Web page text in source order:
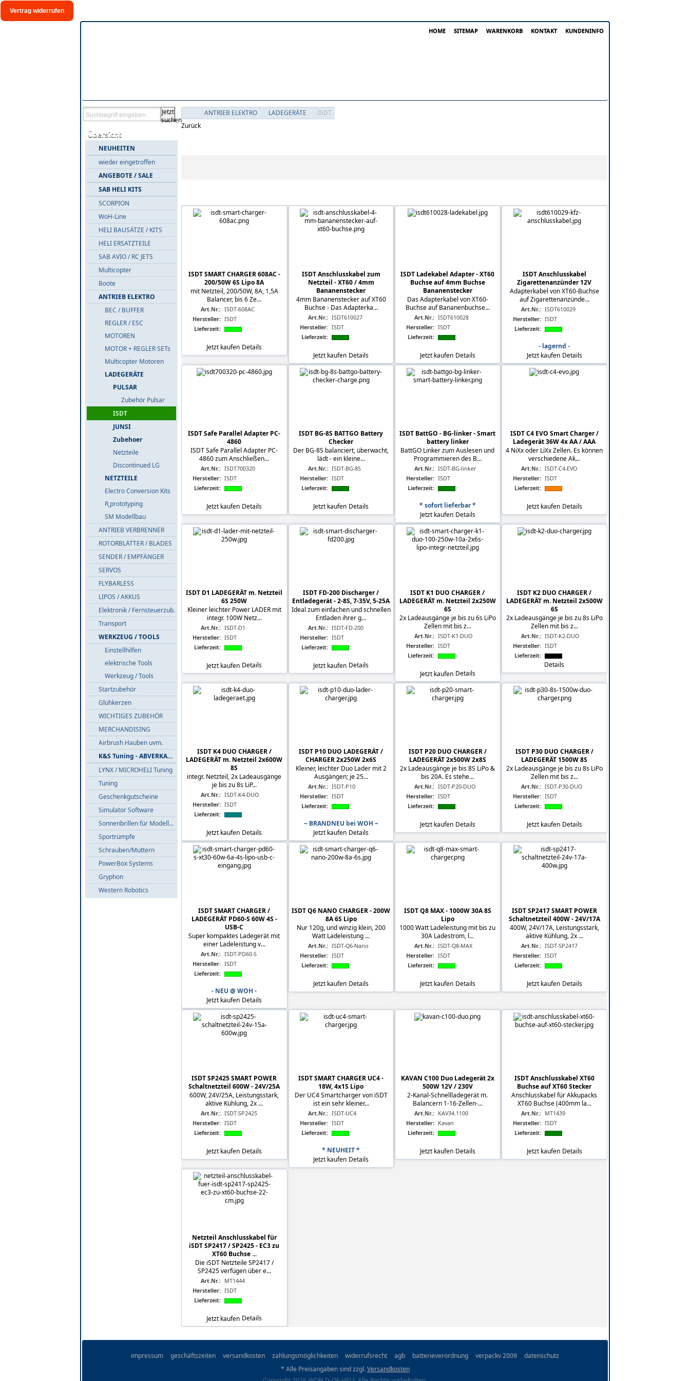
Vertrag widerrufen
HOME SITEMAP WARENKORB KONTAKT KUNDENINFO
Jetzt
suchen
Übersicht
NEUHEITEN
wieder eingetroffen
ANGEBOTE / SALE
SAB HELI KITS
SCORPION
WoH-Line
HELI BAUSÄTZE / KITS
HELI ERSATZTEILE
SAB AVIO / RC JETS
Multicopter
Boote
ANTRIEB ELEKTRO
BEC / BUFFER
REGLER / ESC
MOTOREN
MOTOR + REGLER SETs
Multicopter Motoren
LADEGERÄTE
PULSAR
Zubehör Pulsar
ISDT
JUNSI
Zubehoer
Netzteile
Discontinued LG
NETZTEILE
Electro Conversion Kits
R˛prototyping
SM Modellbau
ANTRIEB VERBRENNER
ROTORBLÄTTER / BLADES
SENDER / EMPFÄNGER
SERVOS
FLYBARLESS
LIPOS / AKKUS
Elektronik / Fernsteuerzub.
Transport
WERKZEUG / TOOLS
Einstellhilfen
elektrische Tools
Werkzeug / Tools
Startzubehör
Glühkerzen
WICHTIGES ZUBEHÖR
MERCHANDISING
Airbrush Hauben uvm.
K&S Tuning - ABVERKAUF
LYNX / MICROHELI Tuning
Tuning
Geschenkgutscheine
Simulator Software
Sonnenbrillen für Modellflieger
Sportrümpfe
Schrauben/Muttern
PowerBox Systems
Gryphon
Western Robotics
ANTRIEB ELEKTRO LADEGERÄTE
ISDT
Zurück
ISDT SMART CHARGER 608AC -
200/50W 6S Lipo 8A
mit Netzteil, 200/50W, 8A, 1,5A
Balancer, bis 6 Ze...
Art.Nr.: ISDT-608AC
Hersteller: ISDT
Lieferzeit:
Jetzt kaufen Details
ISDT Anschlusskabel zum
Netzteil - XT60 / 4mm
Bananenstecker
4mm Bananenstecker auf XT60
Buchse - Das Adapterka...
Art.Nr.: ISDT610027
Hersteller: ISDT
Lieferzeit:
Jetzt kaufen Details
ISDT Ladekabel Adapter - XT60
Buchse auf 4mm Buchse
Bananenstecker
Das Adapterkabel von XT60-
Buchse auf Bananenbuchse...
Art.Nr.: ISDT610028
Hersteller: ISDT
Lieferzeit:
Jetzt kaufen Details
ISDT Anschlusskabel
Zigarettenanzünder 12V
Adapterkabel von XT60-Buchse
auf Zigarettenanzünde...
Art.Nr.: ISDT610029
Hersteller: ISDT
Lieferzeit:
- lagernd -
Jetzt kaufen Details
ISDT Safe Parallel Adapter PC-
4860
ISDT Safe Parallel Adapter PC-
4860 zum Anschließen...
Art.Nr.: ISDT700320
Hersteller: ISDT
Lieferzeit:
Jetzt kaufen Details
ISDT BG-8S BATTGO Battery
Checker
Der BG-8S balanciert, überwacht,
lädt - ein kleine...
Art.Nr.: ISDT-BG-8S
Hersteller: ISDT
Lieferzeit:
Jetzt kaufen Details
ISDT BattGO - BG-linker - Smart
battery linker
BattGO Linker zum Auslesen und
Programmieren des B...
Art.Nr.: ISDT-BG-linker
Hersteller: ISDT
Lieferzeit:
* sofort lieferbar *
Jetzt kaufen Details
ISDT C4 EVO Smart Charger /
Ladegerät 36W 4x AA / AAA
4 NiXx oder LiXx Zellen. Es können
verschiedene Ak...
Art.Nr.: ISDT-C4-EVO
Hersteller: ISDT
Lieferzeit:
Jetzt kaufen Details
ISDT D1 LADEGERÄT m. Netzteil
6S 250W
Kleiner leichter Power LADER mit
integr. 100W Netz...
Art.Nr.: ISDT-D1
Hersteller: ISDT
Lieferzeit:
Jetzt kaufen Details
ISDT FD-200 Discharger /
Entladegerät - 2-8S, 7-35V, 5-25A
Ideal zum einfachen und schnellen
Entladen ihrer g...
Art.Nr.: ISDT-FD-200
Hersteller: ISDT
Lieferzeit:
Jetzt kaufen Details
ISDT K1 DUO CHARGER /
LADEGERÄT m. Netzteil 2x250W
6S
2x Ladeausgänge je bis zu 6s LiPo
Zellen mit bis z...
Art.Nr.: ISDT-K1-DUO
Hersteller: ISDT
Lieferzeit:
Jetzt kaufen Details
ISDT K2 DUO CHARGER /
LADEGERÄT m. Netzteil 2x500W
6S
2x Ladeausgänge je bis zu 8s LiPo
Zellen mit bis z...
Art.Nr.: ISDT-K2-DUO
Hersteller: ISDT
Lieferzeit:
Details
ISDT K4 DUO CHARGER /
LADEGERÄT m. Netzteil 2x600W
8S
integr. Netzteil, 2x Ladeausgänge
je bis zu 8s LiP...
Art.Nr.: ISDT-K4-DUO
Hersteller: ISDT
Lieferzeit:
Jetzt kaufen Details
ISDT P10 DUO LADEGERÄT /
CHARGER 2x250W 2x6S
Kleiner, leichter Duo Lader mit 2
Ausgängen; je 25...
Art.Nr.: ISDT-P10
Hersteller: ISDT
Lieferzeit:
~ BRANDNEU bei WOH ~
Jetzt kaufen Details
ISDT P20 DUO CHARGER /
LADEGERÄT 2x500W 2x8S
2x Ladeausgänge je bis 8S LiPo &
bis 20A. Es stehe...
Art.Nr.: ISDT-P20-DUO
Hersteller: ISDT
Lieferzeit:
Jetzt kaufen Details
ISDT P30 DUO CHARGER /
LADEGERÄT 1500W 8S
2x Ladeausgänge je bis zu 8s LiPo
Zellen mit bis z...
Art.Nr.: ISDT-P30-DUO
Hersteller: ISDT
Lieferzeit:
Jetzt kaufen Details
ISDT SMART CHARGER /
LADEGERÄT PD60-S 60W 4S -
USB-C
Super kompaktes Ladegerät mit
einer Ladeleistung v...
Art.Nr.: ISDT-PD60-S
Hersteller: ISDT
Lieferzeit:
- NEU @ WOH -
Jetzt kaufen Details
ISDT Q6 NANO CHARGER - 200W
8A 6S Lipo
Nur 120g, und winzig klein, 200
Watt Ladeleistung ...
Art.Nr.: ISDT-Q6-Nano
Hersteller: ISDT
Lieferzeit:
Jetzt kaufen Details
ISDT Q8 MAX - 1000W 30A 8S
Lipo
1000 Watt Ladeleistung mit bis zu
30A Ladestrom, l...
Art.Nr.: ISDT-Q8-MAX
Hersteller: ISDT
Lieferzeit:
Jetzt kaufen Details
ISDT SP2417 SMART POWER
Schaltnetzteil 400W - 24V/17A
400W, 24V/17A, Leistungsstark,
aktive Kühlung, 2x ...
Art.Nr.: ISDT-SP2417
Hersteller: ISDT
Lieferzeit:
Jetzt kaufen Details
ISDT SP2425 SMART POWER
Schaltnetzteil 600W - 24V/25A
600W, 24V/25A, Leistungsstark,
aktive Kühlung, 2x ...
Art.Nr.: ISDT-SP2425
Hersteller: ISDT
Lieferzeit:
Jetzt kaufen Details
ISDT SMART CHARGER UC4 -
18W, 4x1S Lipo
Der UC4 Smartcharger von iSDT
ist ein sehr kleiner...
Art.Nr.: ISDT-UC4
Hersteller: ISDT
Lieferzeit:
* NEUHEIT *
Jetzt kaufen Details
KAVAN C100 Duo Ladegerät 2x
500W 12V / 230V
2-Kanal-Schnellladegerät m.
Balancern 1-16-Zellen-...
Art.Nr.: KAV34.1100
Hersteller: Kavan
Lieferzeit:
Jetzt kaufen Details
ISDT Anschlusskabel XT60
Buchse auf XT60 Stecker
Anschlusskabel für Akkupacks
XT60 Buchse (400mm la...
Art.Nr.: MT1439
Hersteller: ISDT
Lieferzeit:
Jetzt kaufen Details
Netzteil Anschlusskabel für
iSDT SP2417 / SP2425 - EC3 zu
XT60 Buchse ...
Die iSDT Netzteile SP2417 /
SP2425 verfügen über e...
Art.Nr.: MT1444
Hersteller: ISDT
Lieferzeit:
Jetzt kaufen Details
impressum geschäftszeiten versandkosten zahlungsmöglichkeiten widerrufsrecht agb batterieverordnung verpackv 2009
datenschutz
* Alle Preisangaben sind zzgl.Versandkosten